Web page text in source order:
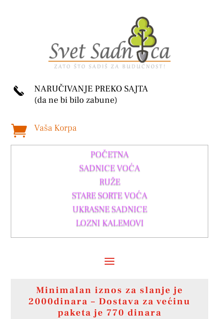
NARUČIVANJE PREKO SAJTA
(da ne bi bilo zabune)
 Vaša Korpa
POČETNA
SADNICE VOĆA
RUŽE
STARE SORTE VOĆA
UKRASNE SADNICE
LOZNI KALEMOVI
Minimalan iznos za slanje je
2000dinara – Dostava za većinu
paketa je 770 dinara